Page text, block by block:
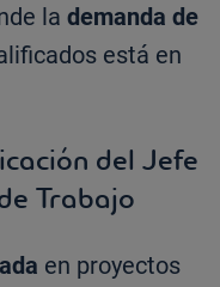
la demanda de
está en
del Jefe
Trabajo
en proyectos